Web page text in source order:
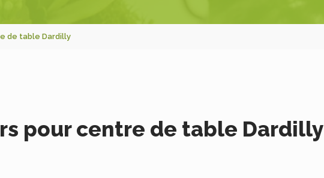
de table Dardilly
pour centre de table Dardilly